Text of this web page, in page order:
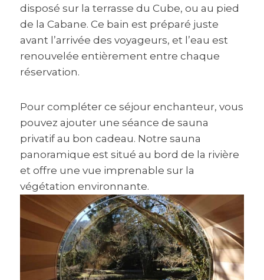
disposé sur la terrasse du Cube, ou au pied
de la Cabane. Ce bain est préparé juste
avant l’arrivée des voyageurs, et l’eau est
renouvelée entièrement entre chaque
réservation.
Pour compléter ce séjour enchanteur, vous
pouvez ajouter une séance de sauna
privatif au bon cadeau. Notre sauna
panoramique est situé au bord de la rivière
et offre une vue imprenable sur la
végétation environnante.